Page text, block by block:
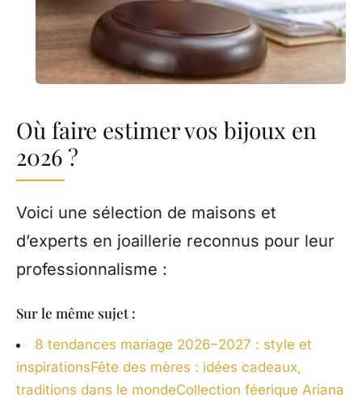
Où faire estimer vos bijoux en
2026 ?
Voici une sélection de maisons et
d’experts en joaillerie reconnus pour leur
professionnalisme :
Sur le même sujet :
8 tendances mariage 2026–2027 : style et
inspirationsFête des mères : idées cadeaux,
traditions dans le mondeCollection féerique Ariana